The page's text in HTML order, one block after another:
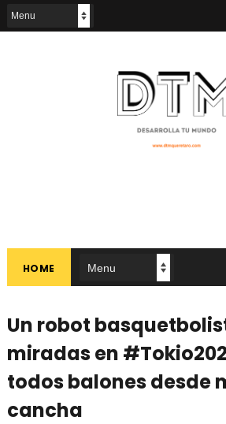
HOME
Un robot
miradas en
todos balones desde
cancha